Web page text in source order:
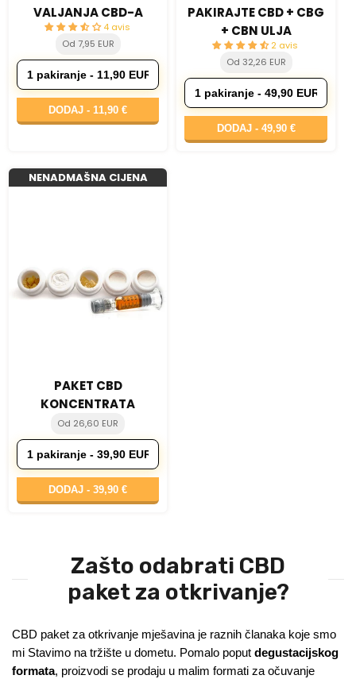
VALJANJA CBD-A
4 avis
Od 7,95 EUR
DODAJ - 11,90 €
PAKIRAJTE CBD + CBG
+ CBN ULJA
2 avis
Od 32,26 EUR
DODAJ - 49,90 €
NENADMAŠNA CIJENA
PAKET CBD
KONCENTRATA
Od 26,60 EUR
DODAJ -39,90 €
Zašto odabrati CBD
paket za otkrivanje?
CBD paket za otkrivanje mješavina je raznih članaka koje smo
mi Stavimo na tržište u dometu. Pomalo poput degustacijskog
formata, proizvodi se prodaju u malim formati za očuvanje